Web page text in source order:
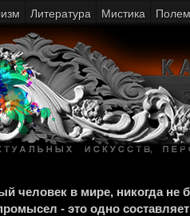
человек в мире, никогда
- это одно
Литература Мистика